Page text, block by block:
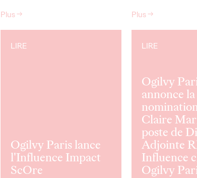
Plus→
Plus→
LIRE
Ogilvy Paris lance
l'Influence Impact
ScOre
LIRE
Ogilvy
annonce la
Claire
poste de
Adjointe
Influence
Ogilvy